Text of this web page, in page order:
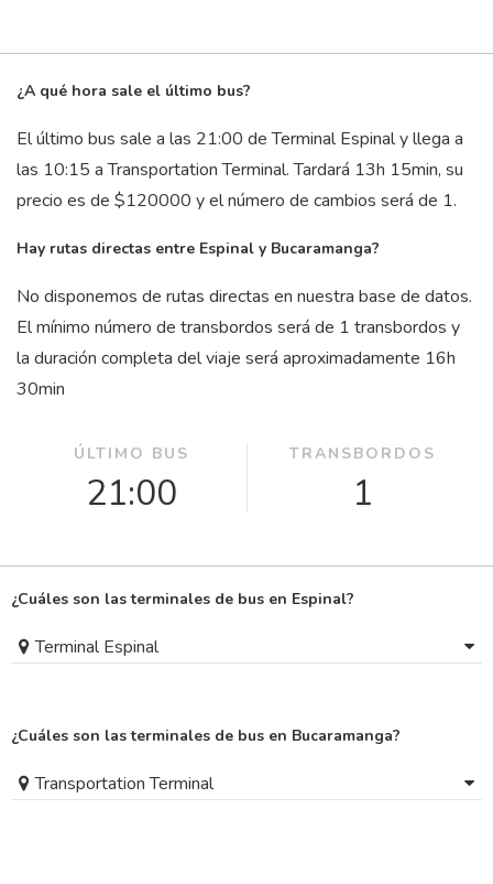
¿A qué hora sale el último bus?
El último bus sale a las 21:00 de Terminal Espinal y llega a
las 10:15 a Transportation Terminal. Tardará 13h 15min, su
precio es de $120000 y el número de cambios será de 1.
Hay rutas directas entre Espinal y Bucaramanga?
No disponemos de rutas directas en nuestra base de datos.
El mínimo número de transbordos será de 1 transbordos y
la duración completa del viaje será aproximadamente 16h
30min
ÚLTIMO BUS
21:00
TRANSBORDOS
1
¿Cuáles son las terminales de bus en Espinal?
Terminal Espinal
¿Cuáles son las terminales de bus en Bucaramanga?
Transportation Terminal